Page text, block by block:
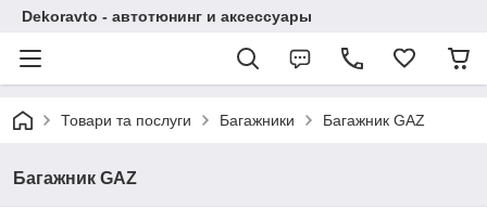
Dekoravto - автотюнинг и аксессуары
Товари та послуги Багажники Багажник GAZ
Багажник GAZ